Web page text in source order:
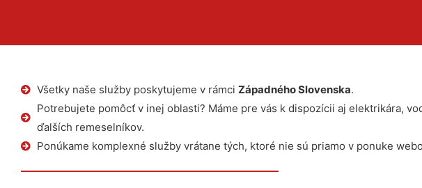
Všetky naše služby poskytujeme v rámci Západného Slovenska.
Potrebujete pomôcť v inej oblasti? Máme pre vás k dispozícii aj elektrikára,
ďalších remeselníkov.
Ponúkame komplexné služby vrátane tých, ktoré nie sú priamo v ponuke